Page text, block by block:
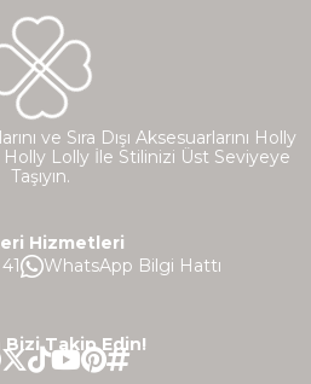
ve Sıra Dışı Aksesuarlarını Holly
Lolly İle Stilinizi Üst Seviyeye
Taşıyın.
Hizmetleri
WhatsApp Bilgi Hattı
Bizi Takip Edin!